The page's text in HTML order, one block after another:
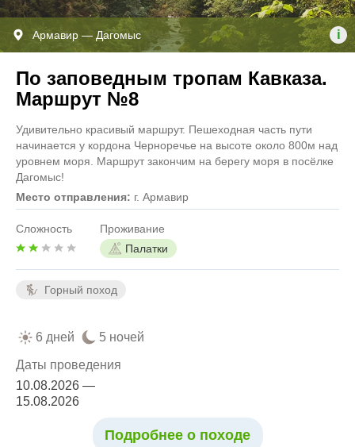
Армавир — Дагомыс i
По заповедным тропам Кавказа.
Маршрут №8
Удивительно красивый маршрут. Пешеходная часть пути
начинается у кордона Черноречье на высоте около 800м над
уровнем моря. Маршрут закончим на берегу моря в посёлке
Дагомыс!
Место отправления: г. Армавир
Сложность
Проживание
Палатки
Горный поход
6 дней 5 ночей
Даты проведения
10.08.2026 —
15.08.2026
Подробнее о походе